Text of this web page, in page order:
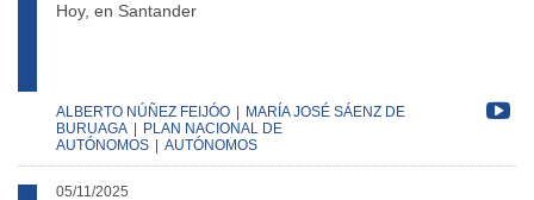
Hoy, en Santander
ALBERTO NÚÑEZ FEIJÓO
MARÍA JOSÉ SÁENZ DE
BURUAGA
PLAN NACIONAL DE
AUTÓNOMOS
AUTÓNOMOS
05/11/2025